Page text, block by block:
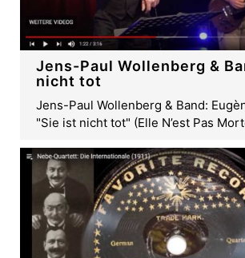
Jens-Paul Wollenberg &
nicht tot
Jens-Paul Wollenberg & Band:
"Sie ist nicht tot" (Elle N’est Pas